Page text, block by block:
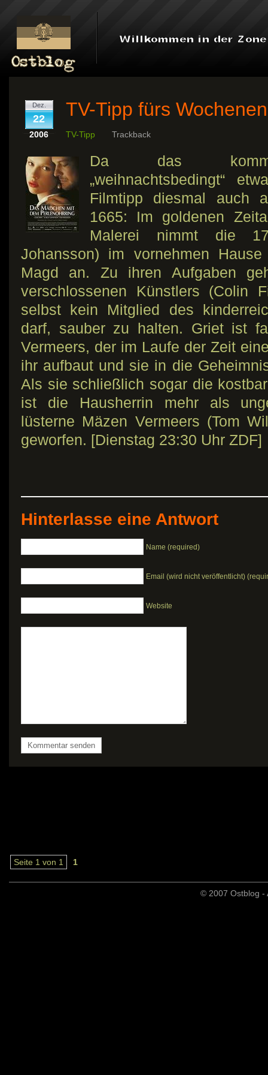
Dez.
22
2006
TV-Tipp fürs
TV-Tipp Trackback
Da das
„weihnachtsbedingt“
Filmtipp diesmal auch
1665: Im goldenen
Malerei nimmt die
Johansson) im vornehmen
Magd an. Zu ihren Aufgaben
verschlossenen Künstlers (Colin
selbst kein Mitglied des
darf, sauber zu halten. Griet ist
Vermeers, der im Laufe der Zeit
ihr aufbaut und sie in die
Als sie schließlich sogar die
ist die Hausherrin mehr als
lüsterne Mäzen Vermeers (Tom
geworfen. [Dienstag 23:30 Uhr ZDF]
Hinterlasse eine Antwort
Name (required)
Email (wird nicht veröffentlicht)
Website
Seite 1 von 1 1
© 2007 Ostblog -